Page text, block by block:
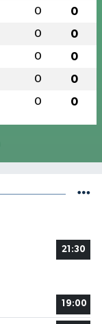
0 0
0 0
0 0
0 0
0 0
21:30
19:00